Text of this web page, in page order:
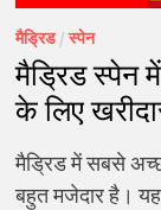
मैड्रिड/स्पेन
मैड्रिड स्पेन
के लिए
मैड्रिड में सबसे
बहुत मजेदार है।